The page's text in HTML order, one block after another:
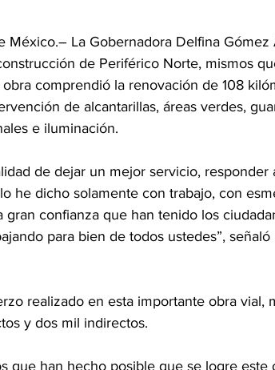
México.– La Gobernadora Delfina
de Periférico Norte, mismos
comprendió la renovación de 108
de alcantarillas, áreas verdes,
e iluminación.
de dejar un mejor servicio,
he dicho solamente con trabajo, con
gran confianza que han tenido los
para bien de todos ustedes”,
realizado en esta importante obra vial,
y dos mil indirectos.
que han hecho posible que se logre